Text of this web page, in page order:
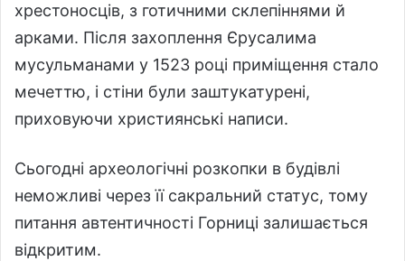
хрестоносців, з готичними склепіннями й
арками. Після захоплення Єрусалима
мусульманами у 1523 році приміщення стало
мечеттю, і стіни були заштукатурені,
приховуючи християнські написи.
Сьогодні археологічні розкопки в будівлі
неможливі через її сакральний статус, тому
питання автентичності Горниці залишається
відкритим.